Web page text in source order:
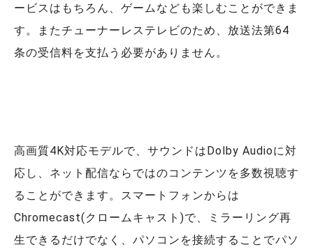
ービスはもちろん、ゲームなども楽しむことができま
す。またチューナーレステレビのため、放送法第64
条の受信料を支払う必要がありません。
高画質4K対応モデルで、サウンドはDolby Audioに対
応し、ネット配信ならではのコンテンツを多数視聴す
ることができます。スマートフォンからは
Chromecast(クロームキャスト)で、ミラーリング再
生できるだけでなく、パソコンを接続することでパソ